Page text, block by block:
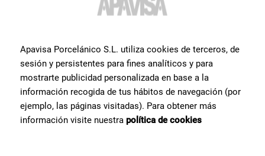
Calacatta Viola Polished 60x60
G-1250
Apavisa Porcelánico S.L. utiliza cookies de terceros, de
sesión y persistentes para fines analíticos y para
mostrarte publicidad personalizada en base a la
información recogida de tus hábitos de navegación (por
ejemplo, las páginas visitadas). Para obtener más
información visite nuestra política de cookies